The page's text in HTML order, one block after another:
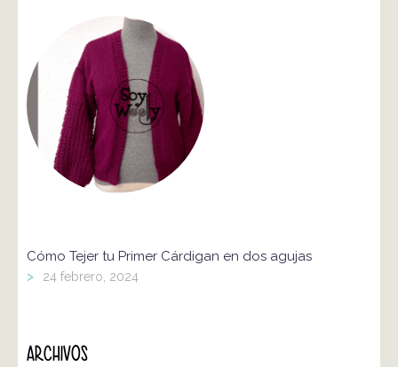
Cómo Tejer tu Primer Cárdigan en dos agujas
> 24 febrero, 2024
ARCHIVOS